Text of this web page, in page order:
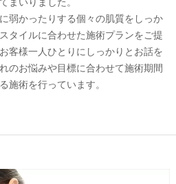
まいりました。
弱かったりする個々の肌質をしっか
タイルに合わせた施術プランをご提
客様一人ひとりにしっかりとお話を
のお悩みや目標に合わせて施術期間
施術を行っています。